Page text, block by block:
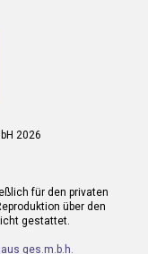
2026
für den privaten
über den
gestattet.
ges.m.b.h.